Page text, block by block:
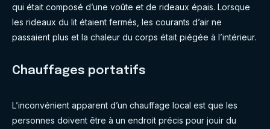
qui était composé d’une voûte et de rideaux épais. Lorsque
les rideaux du lit étaient fermés, les courants d’air ne
passaient plus et la chaleur du corps était piégée à l’intérieur.
Chauffages portatifs
L’inconvénient apparent d’un chauffage local est que les
personnes doivent être à un endroit précis pour jouir du